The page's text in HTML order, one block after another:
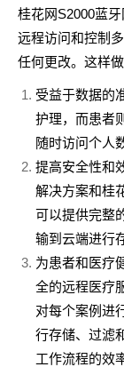
桂花网S2000蓝
远程访问和控制
任何更改。这样做
受益于数据的
护理，而患者
随时访问个人
提高安全性和
解决方案和桂
可以提供完整
输到云端进行
为患者和医疗
全的远程医疗
对每个案例进
行存储、过滤
工作流程的效